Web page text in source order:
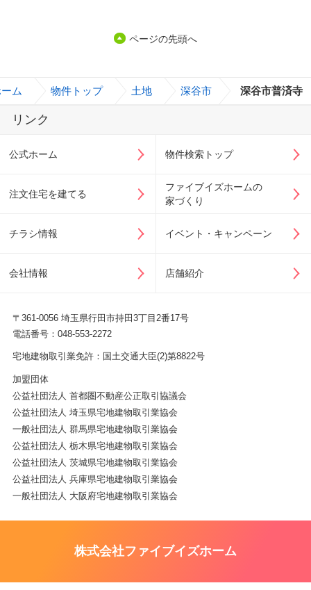
ページの先頭へ
ム 物件トップ 土地 深谷市 深谷市普済寺
リンク
公式ホーム 物件検索トップ
注文住宅を建てる
ファイブイズホームの
家づくり
チラシ情報 イベント・キャンペーン
会社情報 店舗紹介
〒361-0056 埼玉県行田市持田3丁目2番17号
電話番号：048-553-2272
宅地建物取引業免許：国土交通大臣(2)第8822号
加盟団体
公益社団法人 首都圏不動産公正取引協議会
公益社団法人 埼玉県宅地建物取引業協会
一般社団法人 群馬県宅地建物取引業協会
公益社団法人 栃木県宅地建物取引業協会
公益社団法人 茨城県宅地建物取引業協会
公益社団法人 兵庫県宅地建物取引業協会
一般社団法人 大阪府宅地建物取引業協会
株式会社ファイブイズホーム